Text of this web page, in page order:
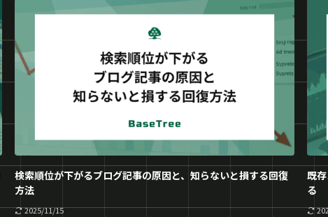
検索順位が下がるブログ記事の原因と、知らないと損する回復
方法
2025/11/15
既
る